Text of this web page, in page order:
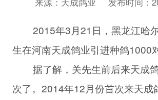
2015年3月21日，黑龙江哈
生在河南天成鸽业引进种鸽1000对
据了解，关先生前后来天成
次了。2014年12月份首次来天成